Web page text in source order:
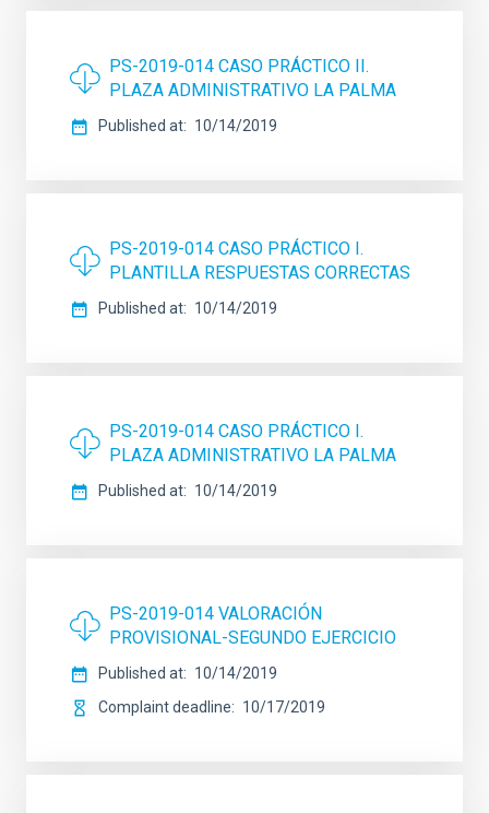
PS-2019-014 CASO PRÁCTICO II.
PLAZA ADMINISTRATIVO LA PALMA
Published at 10/14/2019
PS-2019-014 CASO PRÁCTICO I.
PLANTILLA RESPUESTAS CORRECTAS
Published at 10/14/2019
PS-2019-014 CASO PRÁCTICO I.
PLAZA ADMINISTRATIVO LA PALMA
Published at 10/14/2019
PS-2019-014 VALORACIÓN
PROVISIONAL-SEGUNDO EJERCICIO
Published at
10/14/2019
Complaint deadline
10/17/2019